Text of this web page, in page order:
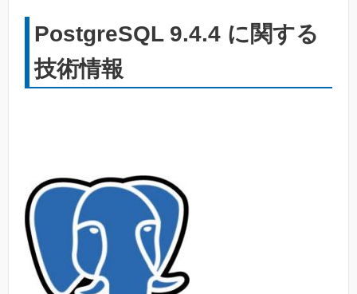
PostgreSQL 9.4.4 に関する
技術情報